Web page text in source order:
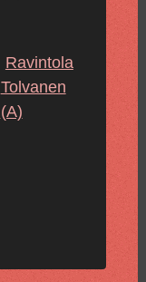
Ravintola
Tolvanen
(A)